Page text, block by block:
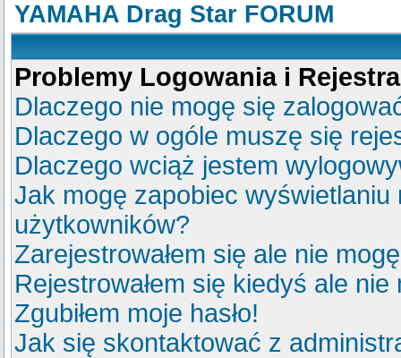
YAMAHA Drag Star FORUM
Problemy Logowania i
Dlaczego nie mogę się
Dlaczego w ogóle muszę się
Dlaczego wciąż jestem
Jak mogę zapobiec
użytkowników?
Zarejestrowałem się ale nie
Rejestrowałem się kiedyś ale
Zgubiłem moje hasło!
Jak się skontaktować z